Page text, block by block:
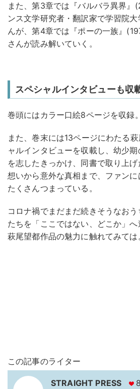
また、第3章では『バルバラ異界
ンス文学研究者・翻訳家で学習院
んが、第4章では『ポーの一族』
さんが読み解いていく。
スペシャルインタビューも収
巻頭にはカラー口絵8ページを収録。
また、巻末には13ページにわたる
ャルインタビューを収載し、幼少
を志したきっかけ、同書で取り上
想いから意外な真相まで、ファン
たくさんつまっている。
コロナ禍でまだまだ続きそうなお
たちを「ここではない、どこか」
萩尾望都作品の魅力に触れてみては
この記事のライター
STRAIGHT PRESS